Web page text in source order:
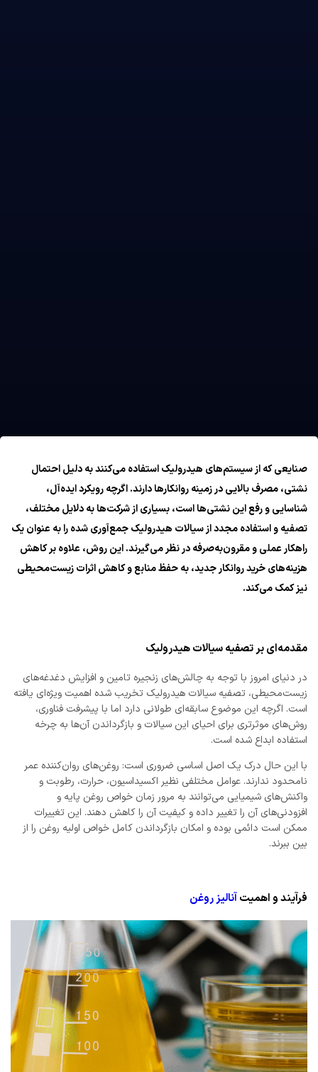
صنایعی که از سیستم‌های هیدرولیک استفاده می‌کنند به دلیل احتمال
نشتی، مصرف بالایی در زمینه روانکارها دارند. اگرچه رویکرد ایده‌آل،
شناسایی و رفع این نشتی‌ها است، بسیاری از شرکت‌ها به دلایل مختلف،
تصفیه و استفاده مجدد از سیالات هیدرولیک جمع‌آوری شده را به عنوان یک
راهکار عملی و مقرون‌به‌صرفه در نظر می‌گیرند. این روش، علاوه بر کاهش
هزینه‌های خرید روانکار جدید، به حفظ منابع و کاهش اثرات زیست‌محیطی
نیز کمک می‌کند.
مقدمه‌ای بر تصفیه سیالات هیدرولیک
در دنیای امروز با توجه به چالش‌های زنجیره تامین و افزایش دغدغه‌های
زیست‌محیطی، تصفیه سیالات هیدرولیک تخریب شده اهمیت ویژه‌ای یافته
است. اگرچه این موضوع سابقه‌ای طولانی دارد اما با پیشرفت فناوری،
روش‌های موثرتری برای احیای این سیالات و بازگرداندن آن‌ها به چرخه
استفاده ابداع شده است.
با این حال درک یک اصل اساسی ضروری است: روغن‌های روان‌کننده عمر
نامحدود ندارند. عوامل مختلفی نظیر اکسیداسیون، حرارت، رطوبت و
واکنش‌های شیمیایی می‌توانند به مرور زمان خواص روغن پایه و
افزودنی‌های آن را تغییر داده و کیفیت آن را کاهش دهند. این تغییرات
ممکن است دائمی بوده و امکان بازگرداندن کامل خواص اولیه روغن را از
بین ببرند.
فرآیند و اهمیتآنالیز روغن